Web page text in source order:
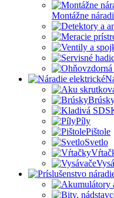
Montážne
Píly
Pištole
Svetlo